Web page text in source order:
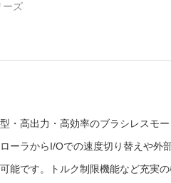
ーズ
・高出力・高効率のブラシレスモー
ローラからI/Oでの速度切り替えや外
能です。トルク制限機能など充実の